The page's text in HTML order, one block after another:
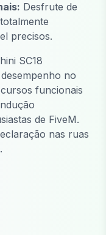
Desfrute de
precisos.
SC18
no
funcionais
de FiveM.
nas ruas